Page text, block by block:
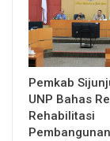
Pemkab
UNP Bahas
Rehabilitasi